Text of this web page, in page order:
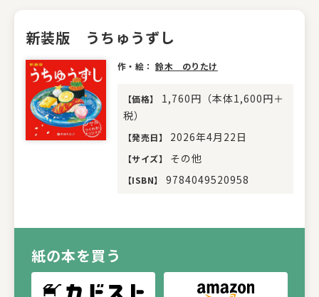
新装版 うちゅうずし
作・絵：鈴木 のりたけ
【価格】
1,760円（本体1,600円＋
税）
【発売日】 2026年4月22日
【サイズ】 その他
【ISBN】 9784049520958
紙の本を買う